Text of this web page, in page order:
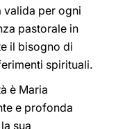
valida per ogni
pastorale in
il bisogno di
spirituali.
è Maria
e profonda
sua